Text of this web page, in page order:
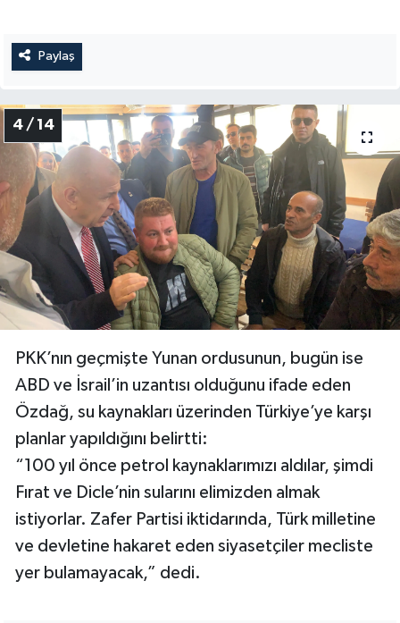
Paylaş
4 / 14
PKK’nın geçmişte Yunan ordusunun, bugün ise
ABD ve İsrail’in uzantısı olduğunu ifade eden
Özdağ, su kaynakları üzerinden Türkiye’ye karşı
planlar yapıldığını belirtti:
“100 yıl önce petrol kaynaklarımızı aldılar, şimdi
Fırat ve Dicle’nin sularını elimizden almak
istiyorlar. Zafer Partisi iktidarında, Türk milletine
ve devletine hakaret eden siyasetçiler mecliste
yer bulamayacak,” dedi.